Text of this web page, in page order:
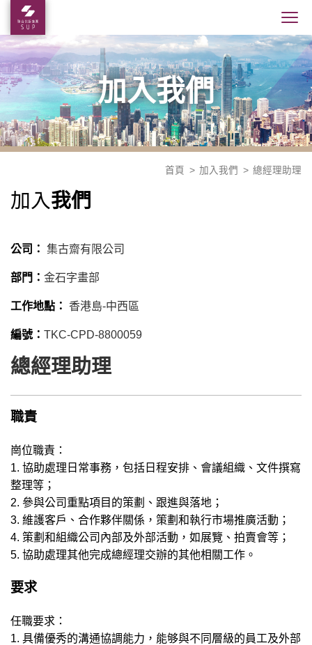
加入我們
首頁 加入我們 總經理助理
加入我們
公司： 集古齋有限公司
部門： 金石字畫部
工作地點： 香港島-中西區
編號： TKC-CPD-8800059
總經理助理
職責
崗位職責：
1. 協助處理日常事務，包括日程安排、會議組織、文件撰寫
整理等；
2. 參與公司重點項目的策劃、跟進與落地；
3. 維護客戶、合作夥伴關係，策劃和執行市場推廣活動；
4. 策劃和組織公司內部及外部活動，如展覽、拍賣會等；
5. 協助處理其他完成總經理交辦的其他相關工作。
要求
任職要求：
1. 具備優秀的溝通協調能力，能够與不同層級的員工及外部